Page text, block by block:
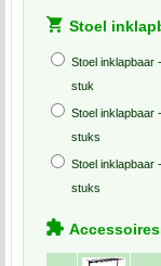
Stoel
Stoel inklapbaar
stuk
Stoel inklapbaar
stuks
Stoel inklapbaar
stuks